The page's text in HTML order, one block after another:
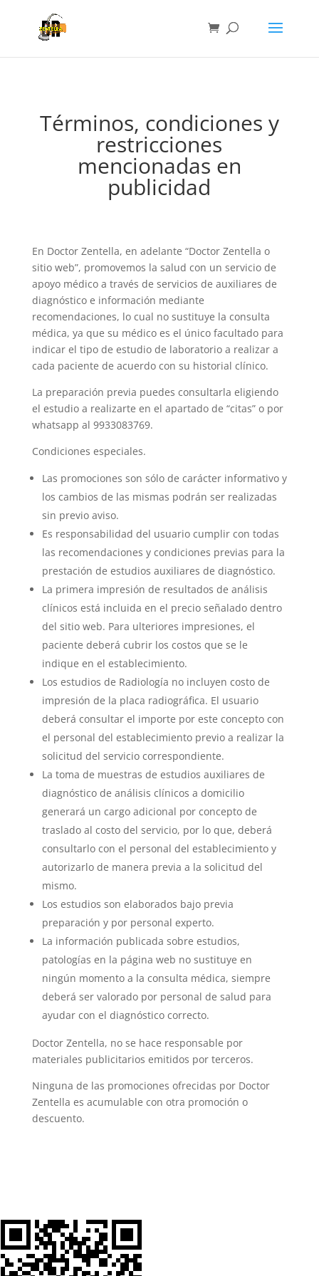
Términos, condiciones y
restricciones
mencionadas en
publicidad
En Doctor Zentella, en adelante “Doctor Zentella o
sitio web”, promovemos la salud con un servicio de
apoyo médico a través de servicios de auxiliares de
diagnóstico e información mediante
recomendaciones, lo cual no sustituye la consulta
médica, ya que su médico es el único facultado para
indicar el tipo de estudio de laboratorio a realizar a
cada paciente de acuerdo con su historial clínico.
La preparación previa puedes consultarla eligiendo
el estudio a realizarte en el apartado de “citas” o por
whatsapp al 9933083769.
Condiciones especiales.
Las promociones son sólo de carácter informativo y
los cambios de las mismas podrán ser realizadas
sin previo aviso.
Es responsabilidad del usuario cumplir con todas
las recomendaciones y condiciones previas para la
prestación de estudios auxiliares de diagnóstico.
La primera impresión de resultados de análisis
clínicos está incluida en el precio señalado dentro
del sitio web. Para ulteriores impresiones, el
paciente deberá cubrir los costos que se le
indique en el establecimiento.
Los estudios de Radiología no incluyen costo de
impresión de la placa radiográfica. El usuario
deberá consultar el importe por este concepto con
el personal del establecimiento previo a realizar la
solicitud del servicio correspondiente.
La toma de muestras de estudios auxiliares de
diagnóstico de análisis clínicos a domicilio
generará un cargo adicional por concepto de
traslado al costo del servicio, por lo que, deberá
consultarlo con el personal del establecimiento y
autorizarlo de manera previa a la solicitud del
mismo.
Los estudios son elaborados bajo previa
preparación y por personal experto.
La información publicada sobre estudios,
patologías en la página web no sustituye en
ningún momento a la consulta médica, siempre
deberá ser valorado por personal de salud para
ayudar con el diagnóstico correcto.
Doctor Zentella, no se hace responsable por
materiales publicitarios emitidos por terceros.
Ninguna de las promociones ofrecidas por Doctor
Zentella es acumulable con otra promoción o
descuento.